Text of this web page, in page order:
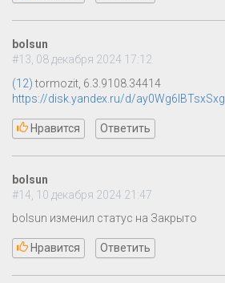
bolsun
#13, 08 декабря 2024 17:12
(12)tormozit, 6.3.9108.34414
https://disk.yandex.ru/d/ay0Wg6IBTsxSxg
Нравится Ответить
bolsun
#14, 10 декабря 2024 21:47
bolsun изменил статус на Закрыто
Нравится Ответить